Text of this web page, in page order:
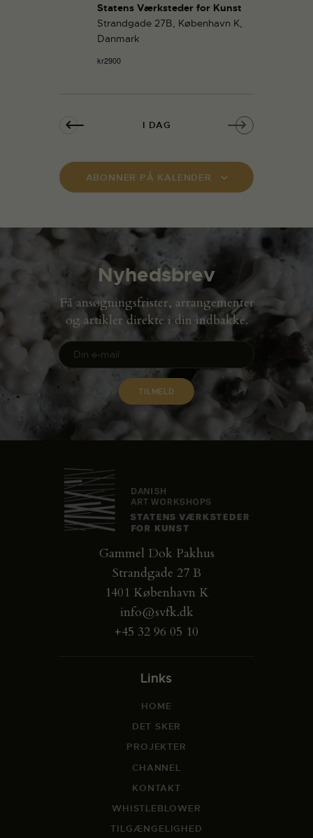
Statens Værksteder for Kunst
Strandgade 27B, København K,
Danmark
kr2900
I DAG
ABONNER PÅ KALENDER
Nyhedsbrev
Få ansøgningsfrister, arrangementer
og artikler direkte i din indbakke.
Gammel Dok Pakhus
Strandgade 27 B
1401 København K
info@svfk.dk
+45 32 96 05 10
Links
HOME
DET SKER
PROJEKTER
CHANNEL
KONTAKT
WHISTLEBLOWER
TILGÆNGELIGHED